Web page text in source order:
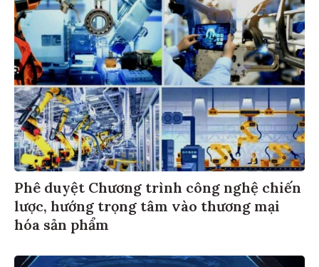
Phê duyệt Chương trình công nghệ chiến
lược, hướng trọng tâm vào thương mại
hóa sản phẩm